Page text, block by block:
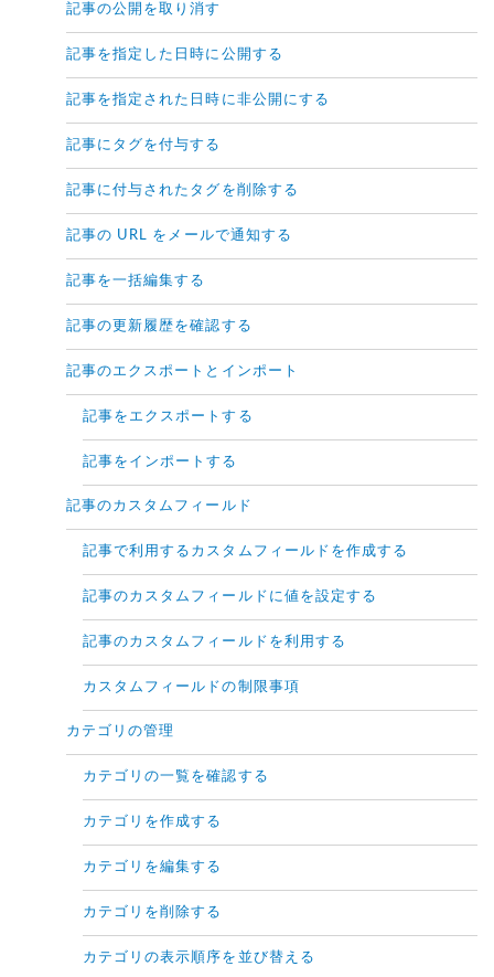
記事の公開を取り消す
記事を指定した日時に公開する
記事を指定された日時に非公開にする
記事にタグを付与する
記事に付与されたタグを削除する
記事の URL をメールで通知する
記事を一括編集する
記事の更新履歴を確認する
記事のエクスポートとインポート
記事をエクスポートする
記事をインポートする
記事のカスタムフィールド
記事で利用するカスタムフィールドを作成する
記事のカスタムフィールドに値を設定する
記事のカスタムフィールドを利用する
カスタムフィールドの制限事項
カテゴリの管理
カテゴリの一覧を確認する
カテゴリを作成する
カテゴリを編集する
カテゴリを削除する
カテゴリの表示順序を並び替える